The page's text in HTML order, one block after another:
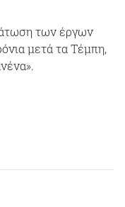
των έργων
μετά τα Τέμπη,